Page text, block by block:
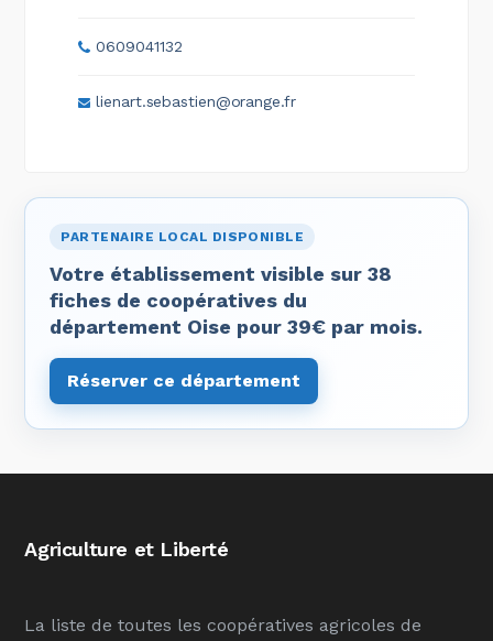
0609041132
lienart.sebastien@orange.fr
PARTENAIRE LOCAL DISPONIBLE
Votre établissement visible sur 38
fiches de coopératives du
département Oise pour 39€ par mois.
Réserver ce département
Agriculture et Liberté
La liste de toutes les coopératives agricoles de